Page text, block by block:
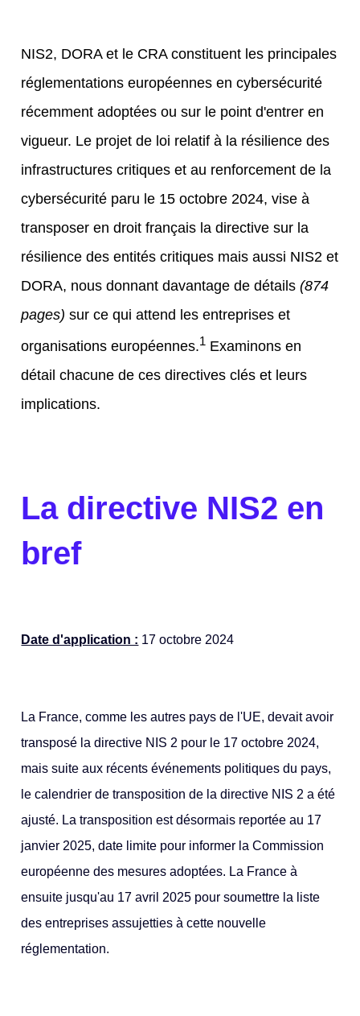
NIS2, DORA et le CRA constituent les principales
réglementations européennes en cybersécurité
récemment adoptées ou sur le point d'entrer en
vigueur. Le projet de loi relatif à la résilience des
infrastructures critiques et au renforcement de la
cybersécurité paru le 15 octobre 2024, vise à
transposer en droit français la directive sur la
résilience des entités critiques mais aussi NIS2 et
DORA, nous donnant davantage de détails(874
pages) sur ce qui attend les entreprises et
organisations européennes.1 Examinons en
détail chacune de ces directives clés et leurs
implications.
La directive NIS2 en
bref
Date d'application : 17 octobre 2024
La France, comme les autres pays de l'UE, devait avoir
transposé la directive NIS 2 pour le 17 octobre 2024,
mais suite aux récents événements politiques du pays,
le calendrier de transposition de la directive NIS 2 a été
ajusté. La transposition est désormais reportée au 17
janvier 2025, date limite pour informer la Commission
européenne des mesures adoptées. La France à
ensuite jusqu'au 17 avril 2025 pour soumettre la liste
des entreprises assujetties à cette nouvelle
réglementation.